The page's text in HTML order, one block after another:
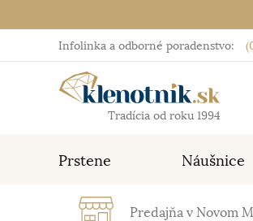
Infolinka a odborné poradenstvo:
Tradícia od roku 1994
Prstene Náušnice
Predajňa v Novom